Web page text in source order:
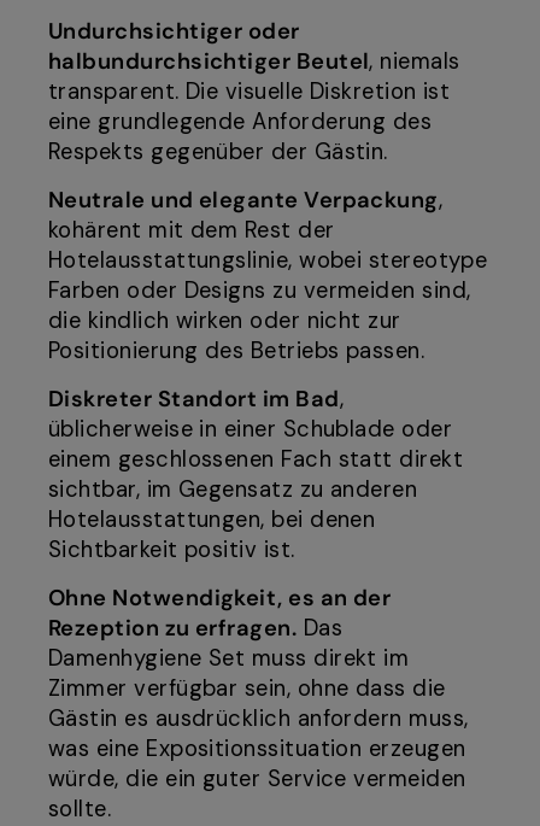
Undurchsichtiger oder
halbundurchsichtiger Beutel, niemals
transparent. Die visuelle Diskretion ist
eine grundlegende Anforderung des
Respekts gegenüber der Gästin.
Neutrale und elegante Verpackung,
kohärent mit dem Rest der
Hotelausstattungslinie, wobei stereotype
Farben oder Designs zu vermeiden sind,
die kindlich wirken oder nicht zur
Positionierung des Betriebs passen.
Diskreter Standort im Bad,
üblicherweise in einer Schublade oder
einem geschlossenen Fach statt direkt
sichtbar, im Gegensatz zu anderen
Hotelausstattungen, bei denen
Sichtbarkeit positiv ist.
Ohne Notwendigkeit, es an der
Rezeption zu erfragen. Das
Damenhygiene Set muss direkt im
Zimmer verfügbar sein, ohne dass die
Gästin es ausdrücklich anfordern muss,
was eine Expositionssituation erzeugen
würde, die ein guter Service vermeiden
sollte.